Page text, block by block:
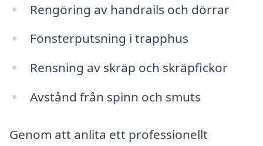
Rengöring av handrails och dörrar
Fönsterputsning i trapphus
Rensning av skräp och skräpfickor
Avstånd från spinn och smuts
Genom att anlita ett professionellt